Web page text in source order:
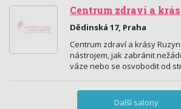
Centrum zdraví a
Dědinská 17, Praha
Centrum zdraví a krásy
nástrojem, jak zabránit
váze nebo se osvobodit od
Další salony